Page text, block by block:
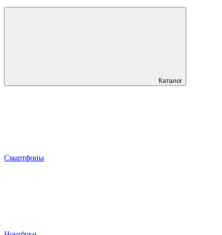
Каталог
Смартфоны